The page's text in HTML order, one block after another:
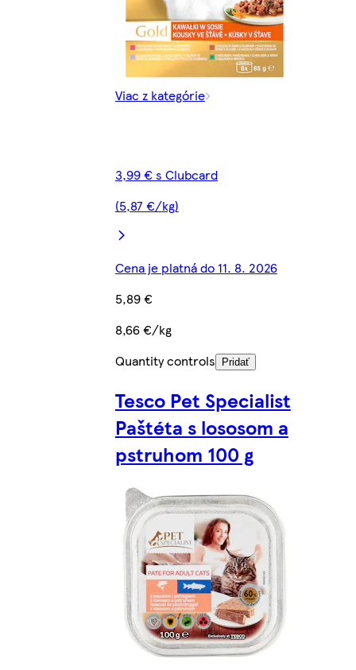
Viac z kategórie
3,99 € s Clubcard
(5,87 €/kg)
Cena je platná do 11. 8. 2026
5,89 €
8,66 €/kg
Quantity controls
Pridať
Tesco Pet Specialist
Paštéta s lososom a
pstruhom 100 g